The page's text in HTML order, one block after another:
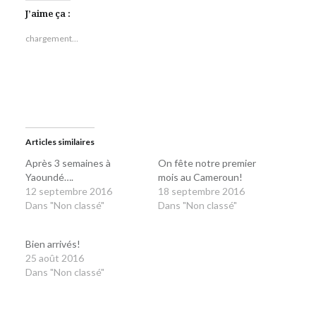
dans
une
fenêtre)
J’aime ça :
chargement…
Articles similaires
Après 3 semaines à
Yaoundé….
12 septembre 2016
Dans "Non classé"
On fête notre premier
mois au Cameroun!
18 septembre 2016
Dans "Non classé"
Bien arrivés!
25 août 2016
Dans "Non classé"